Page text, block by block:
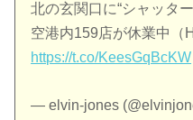
北の玄関口に“シャッタ
空港内159店が休業中（
https://t.co/KeesGqBcKW
— elvin-jones